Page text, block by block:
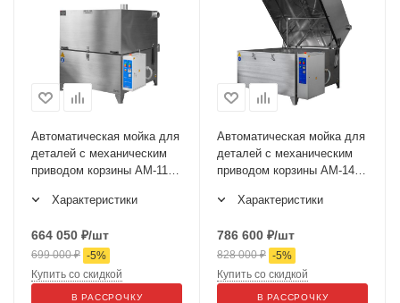
Автоматическая мойка для
деталей с механическим
приводом корзины АМ-1150
Характеристики
664 050 ₽/шт
699 000₽ -5%
Купить со скидкой
В РАССРОЧКУ
Автоматическая мойка для
деталей с механическим
приводом корзины АМ-1400
Характеристики
786 600 ₽/шт
828 000₽ -5%
Купить со скидкой
В РАССРОЧКУ